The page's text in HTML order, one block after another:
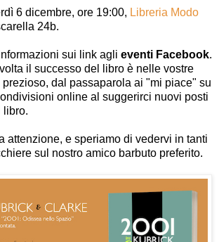
6 dicembre, ore 19:00, Libreria Modo
24b.
sui link agli eventi Facebook.
il successo del libro è nelle vostre
dal passaparola ai "mi piace" su
online al suggerirci nuovi posti
libro.
attenzione, e speriamo di vedervi in tanti
sul nostro amico barbuto preferito.